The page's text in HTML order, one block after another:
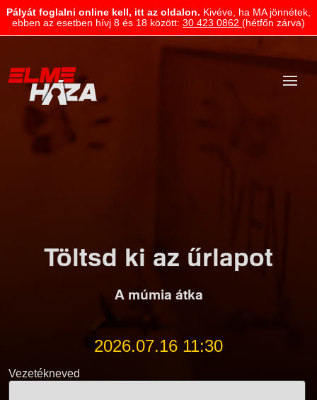
Pályát foglalni online kell, itt az oldalon. Kivéve, ha MA jönnétek,
ebben az esetben hívj 8 és 18 között: 30 423 0862 (hétfőn zárva)
Töltsd ki az űrlapot
A múmia átka
2026.07.16 11:30
Vezetékneved